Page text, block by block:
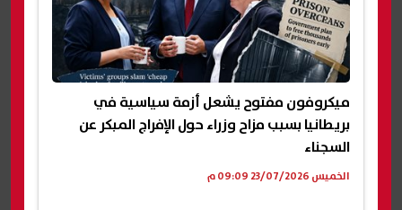
ميكروفون مفتوح يشعل أزمة سياسية في
بريطانيا بسبب مزاح وزراء حول الإفراج المبكر عن
السجناء
الخميس 23/07/2026 09:09 م